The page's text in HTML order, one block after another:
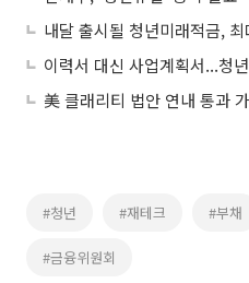
이력서 대신 사업계획서...청
#청년 #재테크 #부채
#금융위원회